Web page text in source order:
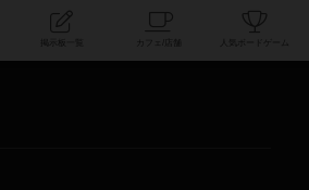
コミュニティ